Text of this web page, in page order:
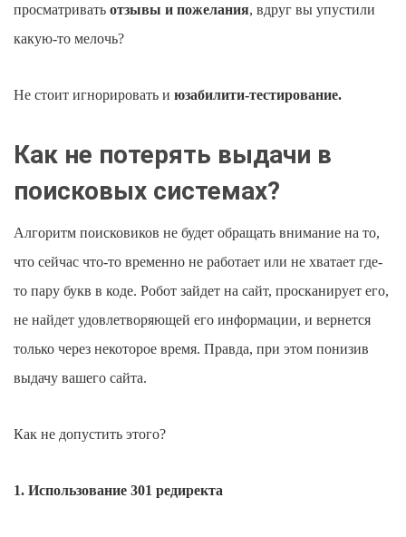
просматривать отзывы и пожелания, вдруг вы упустили
какую-то мелочь?
Не стоит игнорировать и юзабилити-тестирование.
Как не потерять выдачи в
поисковых системах?
Алгоритм поисковиков не будет обращать внимание на то,
что сейчас что-то временно не работает или не хватает где-
то пару букв в коде. Робот зайдет на сайт, просканирует его,
не найдет удовлетворяющей его информации, и вернется
только через некоторое время. Правда, при этом понизив
выдачу вашего сайта.
Как не допустить этого?
1. Использование 301 редиректа